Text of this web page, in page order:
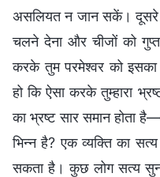
असलियत न जान सकें। दूसरे
चलने देना और चीजों को
करके तुम परमेश्वर को इसका
हो कि ऐसा करके तुम्हारा
का भ्रष्ट सार समान होता
भिन्न है? एक व्यक्ति का
सकता है। कुछ लोग सत्य